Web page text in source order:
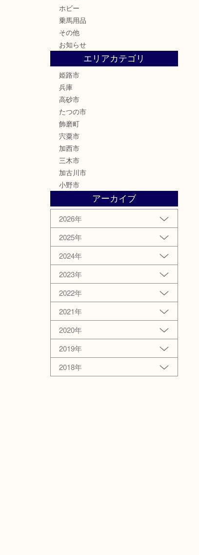
ホビー
乗馬用品
その他
お知らせ
エリアカテゴリ
姫路市
兵庫
高砂市
たつの市
飾磨町
宍粟市
加西市
三木市
加古川市
小野市
アーカイブ
2026年
2025年
2024年
2023年
2022年
2021年
2020年
2019年
2018年